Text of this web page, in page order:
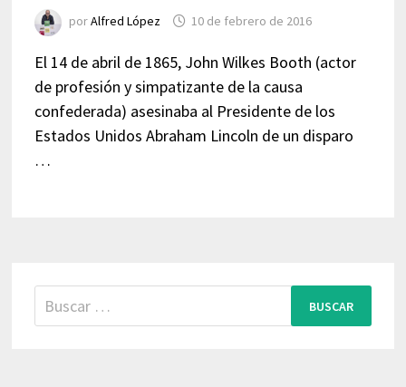
porAlfred López 10 de febrero de 2016
El 14 de abril de 1865, John Wilkes Booth (actor
de profesión y simpatizante de la causa
confederada) asesinaba al Presidente de los
Estados Unidos Abraham Lincoln de un disparo
…
Buscar: